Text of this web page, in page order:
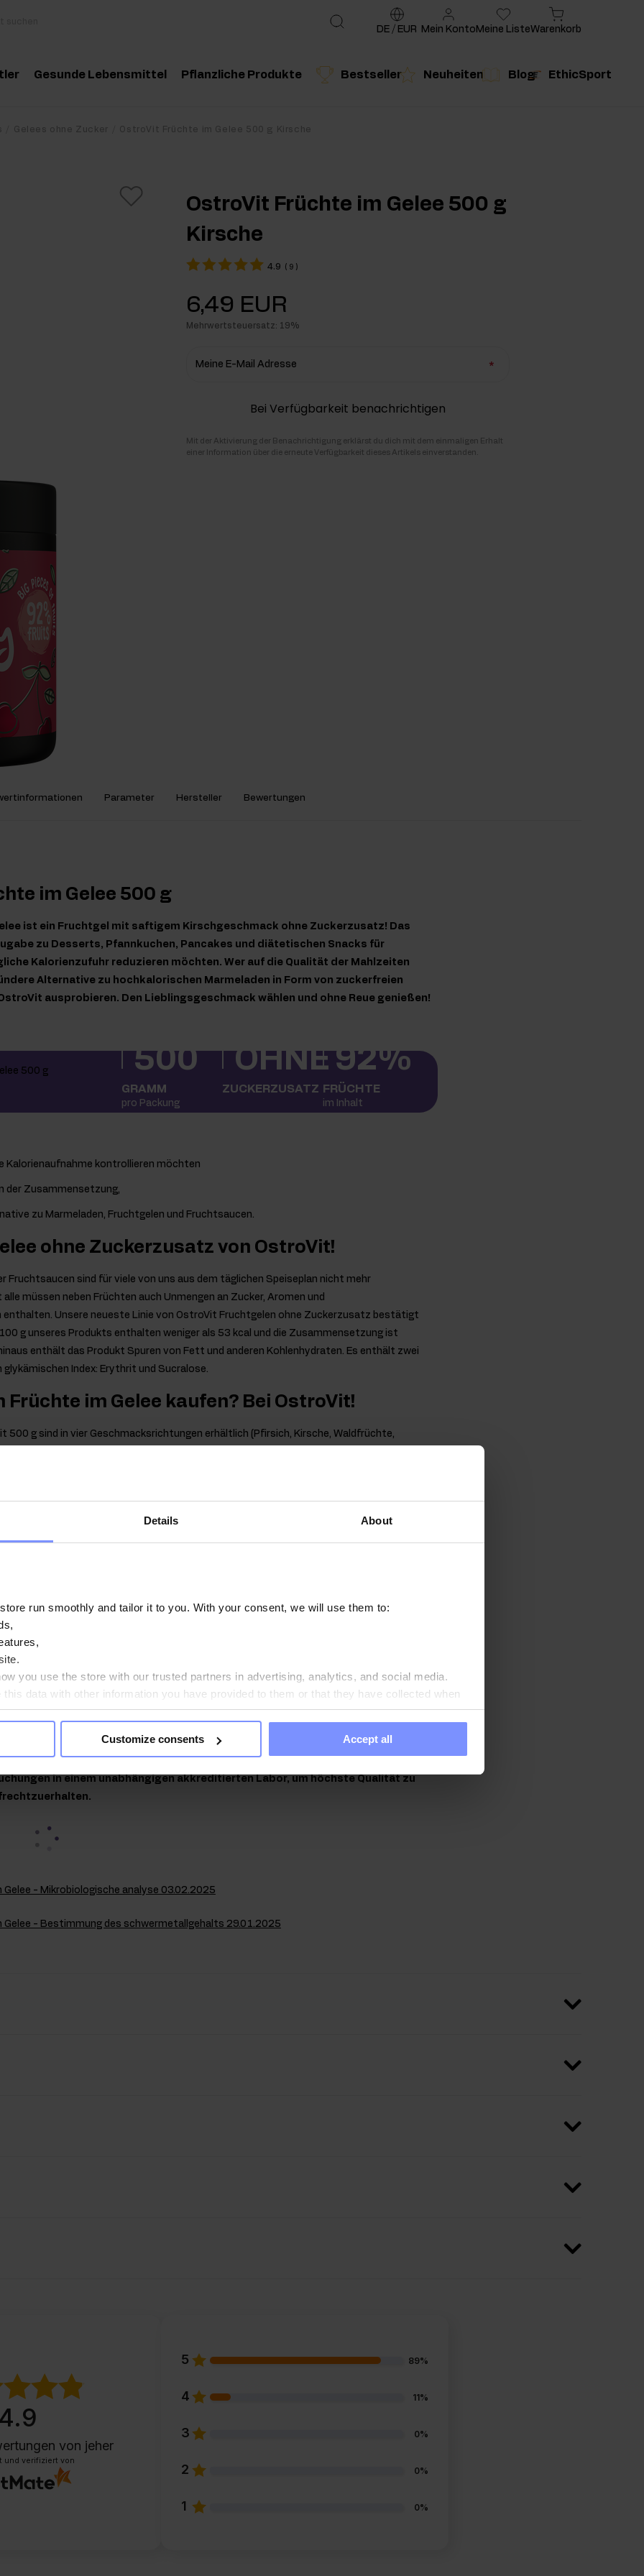
Details About
run smoothly and tailor it to you. With your consent, we will use them to:
you use the store with our trusted partners in advertising, analytics, and social media.
data with other information you have provided to them or that they have collected when
agree?
Customize consents Accept all
Produktempfehlung Produktempfehlung
Gesunde Lebensmittel
Erdnussbutter
Produktempfehlung
Pflanzliche Produkte Bestseller Neuheiten Blog EthicSport
DE / EUR Mein Konto Meine ListeWarenkorb
Gelees ohne Zucker OstroVit Früchte im Gelee 500 g Kirsche
OstroVit Früchte im Gelee 500 g
Kirsche
4.9 ( 9 )
6,49 EUR
Mehrwertsteuersatz: 19%
Meine E-Mail Adresse
Bei Verfügbarkeit benachrichtigen
Mit der Aktivierung der Benachrichtigung erklärst du dich mit dem einmaligen Erhalt
einer Information über die erneute Verfügbarkeit dieses Artikels einverstanden.
Parameter Hersteller Bewertungen
im Gelee 500 g
ist ein Fruchtgel mit saftigem Kirschgeschmack ohne Zuckerzusatz! Das
zu Desserts, Pfannkuchen, Pancakes und diätetischen Snacks für
Kalorienzufuhr reduzieren möchten. Wer auf die Qualität der Mahlzeiten
Alternative zu hochkalorischen Marmeladen in Form von zuckerfreien
ausprobieren. Den Lieblingsgeschmack wählen und ohne Reue genießen!
500
GRAMM
pro Packung
OHNE
ZUCKERZUSATZ
92%
FRÜCHTE
im Inhalt
Kalorienaufnahme kontrollieren möchten
der Zusammensetzung,
zu Marmeladen, Fruchtgelen und Fruchtsaucen.
ohne Zuckerzusatz von OstroVit!
Fruchtsaucen sind für viele von uns aus dem täglichen Speiseplan nicht mehr
müssen neben Früchten auch Unmengen an Zucker, Aromen und
enthalten. Unsere neueste Linie von OstroVit Fruchtgelen ohne Zuckerzusatz bestätigt
g unseres Produkts enthalten weniger als 53 kcal und die Zusammensetzung ist
enthält das Produkt Spuren von Fett und anderen Kohlenhydraten. Es enthält zwei
Index: Erythrit und Sucralose.
Früchte im Gelee kaufen? Bei OstroVit!
500 g sind in vier Geschmacksrichtungen erhältlich (Pfirsich, Kirsche, Waldfrüchte,
der Früchte im Gelee OstroVit:
oder Marmelade. Der Geschmack kann ohne Reue genossen werden – ideal für alle, die auf
Ernährung achten.
sparsam und hält länger als herkömmliche Marmeladengläser!
in einem unabhängigen akkreditierten Labor, um höchste Qualität zu
- Mikrobiologische analyse 03.02.2025
Gelee - Bestimmung des schwermetallgehalts 29.01.2025
4.9
von jeher
und verifiziert von
5 89%
4 11%
3 0%
2 0%
1 0%